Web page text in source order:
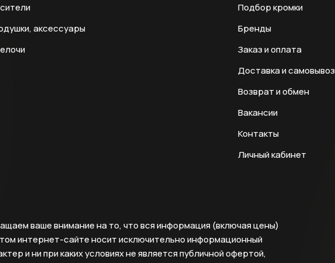
аксессуары
Подбор кромки
Бренды
Заказ и оплата
Доставка и самовывоз
Возврат и обмен
Вакансии
Контакты
Личный кабинет
ваше внимание на то, что вся информация (включая цены)
интернет-сайте носит исключительно информационный
и ни при каких условиях не является публичной офертой,